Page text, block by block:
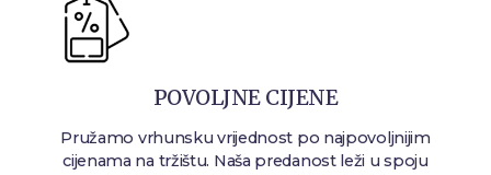
POVOLJNE CIJENE
Pružamo vrhunsku vrijednost po najpovoljnijim
cijenama na tržištu. Naša predanost leži u spoju